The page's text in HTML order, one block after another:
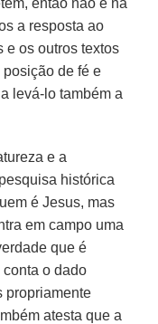
a resposta ao
e os outros textos
de fé e
levá-lo também a
e a
histórica
é Jesus, mas
em campo uma
que é
o dado
propriamente
atesta que a